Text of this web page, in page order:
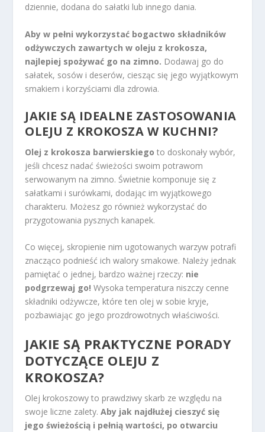
dziennie, dodana do sałatki lub innego dania.
Aby w pełni wykorzystać bogactwo składników
odżywczych zawartych w oleju z krokosza,
najlepiej spożywać go na zimno. Dodawaj go do
sałatek, sosów i deserów, ciesząc się jego wyjątkowym
smakiem i korzyściami dla zdrowia.
JAKIE SĄ IDEALNE ZASTOSOWANIA
OLEJU Z KROKOSZA W KUCHNI?
Olej z krokosza barwierskiego to doskonały wybór,
jeśli chcesz nadać świeżości swoim potrawom
serwowanym na zimno. Świetnie komponuje się z
sałatkami i surówkami, dodając im wyjątkowego
charakteru. Możesz go również wykorzystać do
przygotowania pysznych kanapek.
Co więcej, skropienie nim ugotowanych warzyw potrafi
znacząco podnieść ich walory smakowe. Należy jednak
pamiętać o jednej, bardzo ważnej rzeczy: nie
podgrzewaj go! Wysoka temperatura niszczy cenne
składniki odżywcze, które ten olej w sobie kryje,
pozbawiając go jego prozdrowotnych właściwości.
JAKIE SĄ PRAKTYCZNE PORADY
DOTYCZĄCE OLEJU Z
KROKOSZA?
Olej krokoszowy to prawdziwy skarb ze względu na
swoje liczne zalety.Aby jak najdłużej cieszyć się
jego świeżością i pełnią wartości, po otwarciu